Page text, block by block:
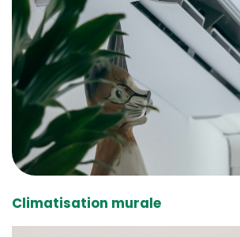
Climatisation murale